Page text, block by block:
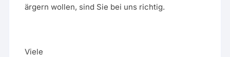
ärgern wollen, sind Sie bei uns richtig.
Viele